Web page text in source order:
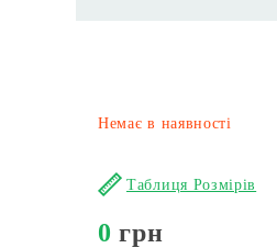
Немає в наявності
Таблиця Розмірів
0 грн